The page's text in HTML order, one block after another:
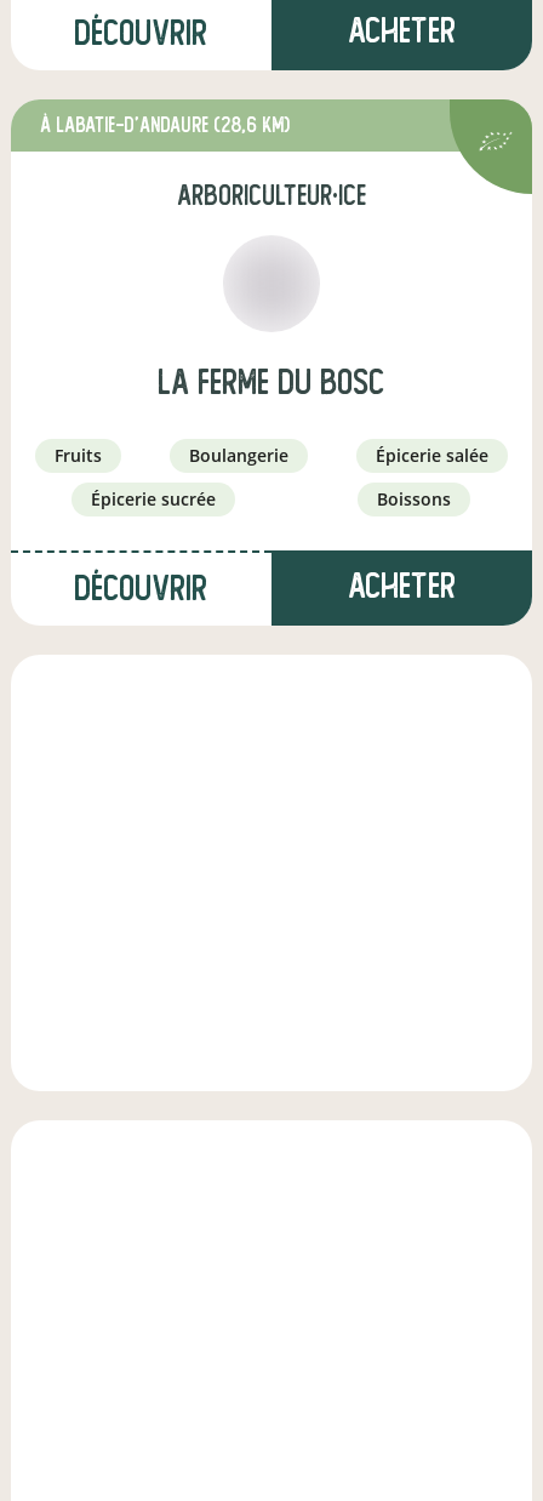
Découvrir Acheter
à Labatie-d'Andaure (28,6 km)
arboriculteur·ice
La ferme du Bosc
fruits boulangerie
épicerie salée
épicerie sucrée
boissons
Découvrir Acheter